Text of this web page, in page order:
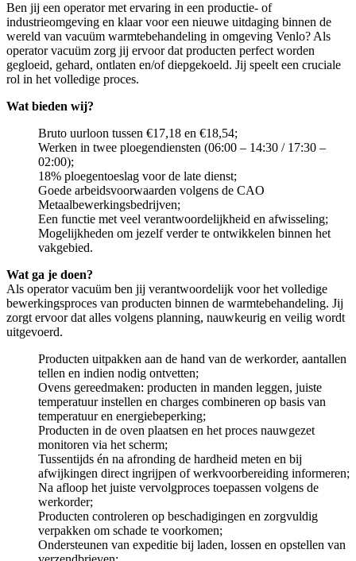
Ben jij een operator met ervaring in een productie- of
industrieomgeving en klaar voor een nieuwe uitdaging binnen de
wereld van vacuüm warmtebehandeling in omgeving Venlo? Als
operator vacuüm zorg jij ervoor dat producten perfect worden
gegloeid, gehard, ontlaten en/of diepgekoeld. Jij speelt een cruciale
rol in het volledige proces.
Wat bieden wij?
Bruto uurloon tussen €17,18 en €18,54;
Werken in twee ploegendiensten (06:00 – 14:30 / 17:30 –
02:00);
18% ploegentoeslag voor de late dienst;
Goede arbeidsvoorwaarden volgens de CAO
Metaalbewerkingsbedrijven;
Een functie met veel verantwoordelijkheid en afwisseling;
Mogelijkheden om jezelf verder te ontwikkelen binnen het
vakgebied.
Wat ga je doen?
Als operator vacuüm ben jij verantwoordelijk voor het volledige
bewerkingsproces van producten binnen de warmtebehandeling. Jij
zorgt ervoor dat alles volgens planning, nauwkeurig en veilig wordt
uitgevoerd.
Producten uitpakken aan de hand van de werkorder, aantallen
tellen en indien nodig ontvetten;
Ovens gereedmaken: producten in manden leggen, juiste
temperatuur instellen en charges combineren op basis van
temperatuur en energiebeperking;
Producten in de oven plaatsen en het proces nauwgezet
monitoren via het scherm;
Tussentijds én na afronding de hardheid meten en bij
afwijkingen direct ingrijpen of werkvoorbereiding informeren;
Na afloop het juiste vervolgproces toepassen volgens de
werkorder;
Producten controleren op beschadigingen en zorgvuldig
verpakken om schade te voorkomen;
Ondersteunen van expeditie bij laden, lossen en opstellen van